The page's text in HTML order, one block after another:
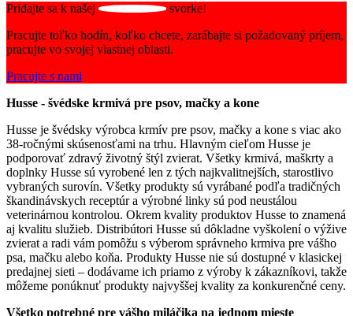
Pridajte sa k našej
svorke!
Pracujte toľko hodín, koľko chcete, zarábajte si požadovaný príjem,
pracujte vo svojej vlastnej oblasti.
Pracujte s nami
Husse - švédske krmivá pre psov, mačky a kone
Husse je švédsky výrobca krmív pre psov, mačky a kone s viac ako
38-ročnými skúsenosťami na trhu. Hlavným cieľom Husse je
podporovať zdravý životný štýl zvierat. Všetky krmivá, maškrty a
doplnky Husse sú vyrobené len z tých najkvalitnejších, starostlivo
vybraných surovín. Všetky produkty sú vyrábané podľa tradičných
škandinávskych receptúr a výrobné linky sú pod neustálou
veterinárnou kontrolou. Okrem kvality produktov Husse to znamená
aj kvalitu služieb. Distribútori Husse sú dôkladne vyškolení o výžive
zvierat a radi vám pomôžu s výberom správneho krmiva pre vášho
psa, mačku alebo koňa. Produkty Husse nie sú dostupné v klasickej
predajnej sieti – dodávame ich priamo z výroby k zákazníkovi, takže
môžeme ponúknuť produkty najvyššej kvality za konkurenčné ceny.
Všetko potrebné pre vášho miláčika na jednom mieste